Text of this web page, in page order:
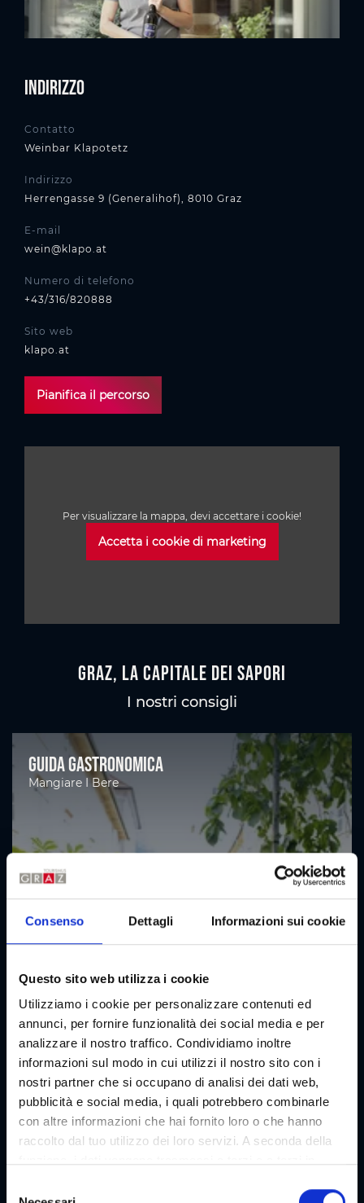
Consenso Dettagli Informazioni sui cookie
Questo sito web utilizza i cookie
Utilizziamo i cookie per personalizzare contenuti ed
annunci, per fornire funzionalità dei social media e per
analizzare il nostro traffico. Condividiamo inoltre
informazioni sul modo in cui utilizzi il nostro sito con i
nostri partner che si occupano di analisi dei dati web,
pubblicità e social media, i quali potrebbero combinarle
con altre informazioni che hai fornito loro o che hanno
raccolto dal tuo utilizzo dei loro servizi. A seconda della
protezione dei dati e non vengono elaborati da loro, ad
Indirizzo
Contatto
Weinbar Klapotetz
Indirizzo
Herrengasse 9 (Generalihof), 8010 Graz
E-mail
wein@klapo.at
Numero di telefono
+43/316/820888
Sito web
klapo.at
Pianifica il percorso
Per visualizzare la mappa, devi accettare i cookie!
Accetta i cookie di marketing
Graz, la capitale dei sapori
I nostri consigli
Guida gastronomica
Mangiare I Bere